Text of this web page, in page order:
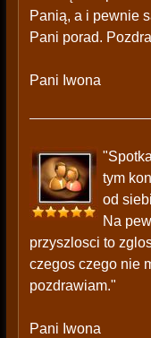
Panią, a i pewnie
Pani porad.
Pani Iwona
tym
od
Na
przyszlosci to
czegos czego nie
pozdrawiam."
Pani Iwona